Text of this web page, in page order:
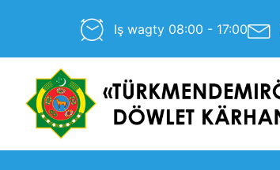
Iş wagty 08:00 - 17:00